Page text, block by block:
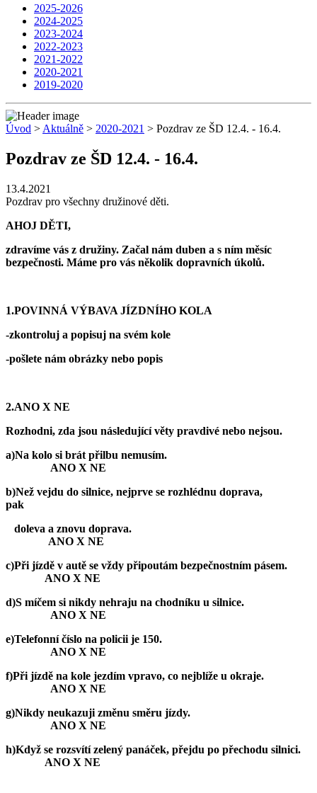
2025-2026
2024-2025
2023-2024
2022-2023
2021-2022
2020-2021
2019-2020
Úvod > Aktuálně > 2020-2021 > Pozdrav ze ŠD 12.4. - 16.4.
Pozdrav ze ŠD 12.4. - 16.4.
13.4.2021
Pozdrav pro všechny družinové děti.
AHOJ DĚTI,
zdravíme vás z družiny. Začal nám duben a s ním měsíc
bezpečnosti. Máme pro vás několik dopravních úkolů.
1.POVINNÁ VÝBAVA JÍZDNÍHO KOLA
-zkontroluj a popisuj na svém kole
-pošlete nám obrázky nebo popis
2.ANO X NE
Rozhodni, zda jsou následující věty pravdivé nebo nejsou.
a)Na kolo si brát přilbu nemusím.
ANO X NE
b)Než vejdu do silnice, nejprve se rozhlédnu doprava,
pak
doleva a znovu doprava.
ANO X NE
c)Při jízdě v autě se vždy připoutám bezpečnostním pásem.
ANO X NE
d)S míčem si nikdy nehraju na chodníku u silnice.
ANO X NE
e)Telefonní číslo na policii je 150.
ANO X NE
f)Při jízdě na kole jezdím vpravo, co nejblíže u okraje.
ANO X NE
g)Nikdy neukazuji změnu směru jízdy.
ANO X NE
h)Když se rozsvítí zelený panáček, přejdu po přechodu silnici.
ANO X NE